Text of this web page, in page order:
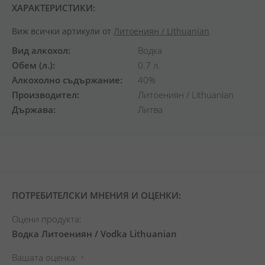
ХАРАКТЕРИСТИКИ:
Виж всички артикули от Литоениян / Lithuanian
Вид алкохол
Водка
Обем (л.)
0.7 л.
Алкохолно съдържание
40%
Производител
Литоениян / Lithuanian
Държава
Литва
ПОТРЕБИТЕЛСКИ МНЕНИЯ И ОЦЕНКИ:
Оцени продукта:
Водка Литоениян / Vodka Lithuanian
Вашата оценка